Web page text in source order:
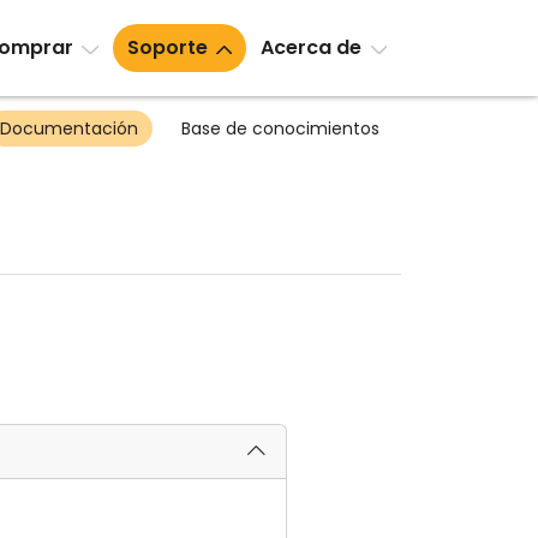
Soporte Acerca de
Documentación Base de conocimientos